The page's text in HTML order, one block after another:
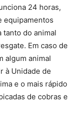
24 horas,
equipamentos
tanto do animal
Em caso de
algum animal
à Unidade de
e o mais rápido
de cobras e